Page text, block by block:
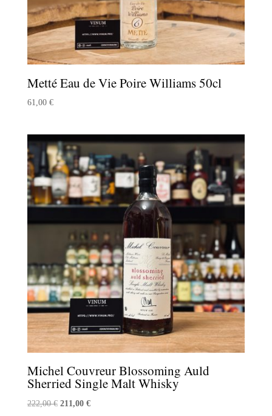
Metté Eau de Vie Poire Williams 50cl
61,00 €
Michel Couvreur Blossoming Auld
Sherried Single Malt Whisky
222,00€ Le
211,00 €Le